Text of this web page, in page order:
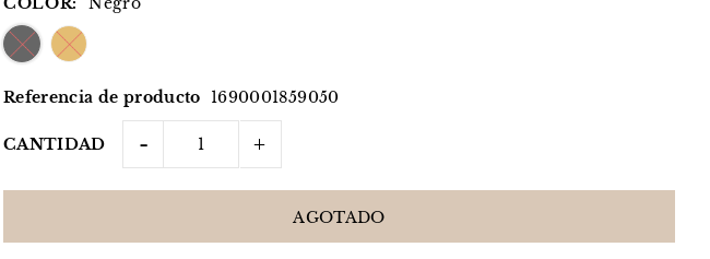
Referencia de producto 1690001859050
CANTIDAD - +